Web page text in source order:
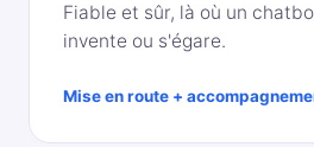
Fiable et sûr, là où un
invente ou s'égare.
Mise en route +